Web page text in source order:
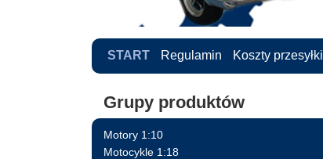
START Regulamin Koszty przesyłki
Grupy produktów
Motory 1:10
Motocykle 1:18